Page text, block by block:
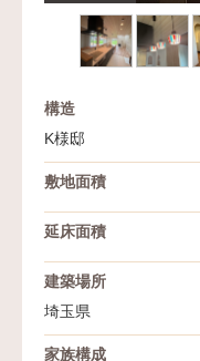
構造
K様邸
敷地面積
延床面積
建築場所
埼玉県
家族構成